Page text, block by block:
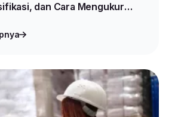
dan Cara Mengukur
Online